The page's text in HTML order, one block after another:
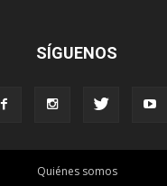
SÍGUENOS
Quiénes somos